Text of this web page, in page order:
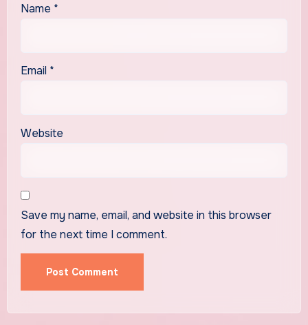
Name *
Email *
Website
Save my name, email, and website in this browser
for the next time I comment.